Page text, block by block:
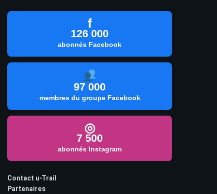
f
126 000
abonnés Facebook
97 000
membres du groupe Facebook
◎
7 500
abonnés Instagram
Contact u-Trail
Partenaires